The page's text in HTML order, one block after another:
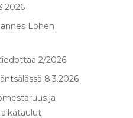
Lohen
2/2026
8.3.2026
ja